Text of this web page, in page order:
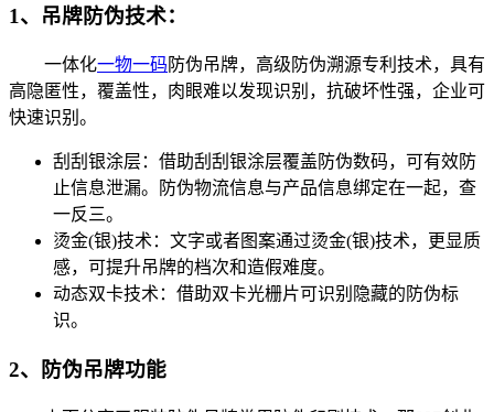
1、吊牌防伪技术：
一体化一物一码 防伪吊牌，高级防伪溯源专利技术，具有
高隐匿性，覆盖性，肉眼难以发现识别，抗破坏性强，企业可
快速识别。
刮刮银涂层：借助刮刮银涂层覆盖防伪数码，可有效防
止信息泄漏。防伪物流信息与产品信息绑定在一起，查
一反三。
烫金(银)技术：文字或者图案通过烫金(银)技术，更显质
感，可提升吊牌的档次和造假难度。
动态双卡技术：借助双卡光栅片可识别隐藏的防伪标
识。
2、防伪吊牌功能